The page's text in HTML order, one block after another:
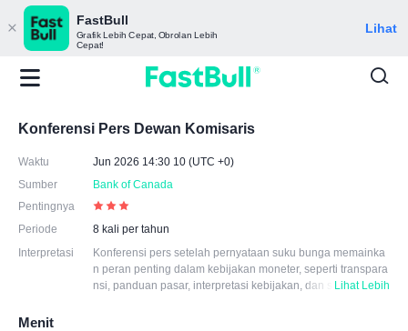
FastBull
Grafik Lebih Cepat, Obrolan Lebih
Cepat!
Lihat
Konferensi Pers Dewan Komisaris
Waktu
Jun 2026 14:30 10 (UTC +0)
Sumber
Bank of Canada
Pentingnya
Periode
8 kali per tahun
Interpretasi
Lihat Lebih
Konferensi pers setelah pernyataan suku bunga memainka
n peran penting dalam kebijakan moneter, seperti transpara
nsi, panduan pasar, interpretasi kebijakan, dan s
Menit